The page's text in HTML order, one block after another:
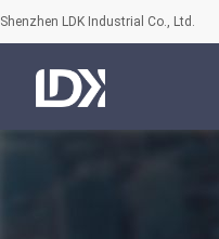
Shenzhen LDK Industrial Co., Ltd.